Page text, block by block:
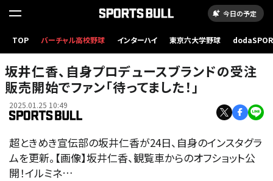
今日の予定
TOP バーチャル高校野球 インターハイ 東京六大学野球
坂井仁香、自身プロデュースブランドの受注
販売開始でファン「待ってました！」
2025.01.25 10:49
超ときめき宣伝部の坂井仁香が24日、自身のインスタグラ
ムを更新。【画像】坂井仁香、観覧車からのオフショット公
開！イルミネ…